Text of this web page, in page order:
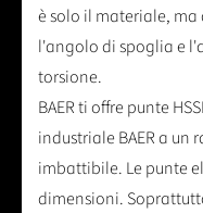
è solo il materiale,
l'angolo di spoglia e
torsione.
BAER ti offre punte
industriale BAER a
imbattibile. Le punte
dimensioni.